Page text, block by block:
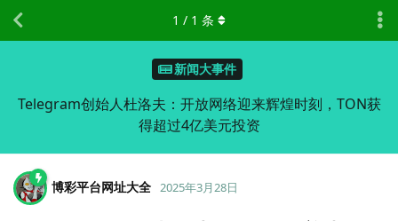
新闻大事件
Telegram创始人杜洛夫：开放网络迎来辉煌时刻，TON获
得超过4亿美元投资
1 / 1 条
博彩平台网址大全 2025年3月28日